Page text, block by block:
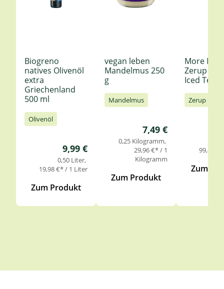
Biogreno
natives Olivenöl
extra
Griechenland
500 ml
Olivenöl
Regulärer Preis:
9,99 €
0,50 Liter
19,98 €* / 1 Liter
Zum Produkt
vegan leben
Mandelmus 250
g
Mandelmus
Regulärer Preis:
7,49 €
0,25 Kilogramm
29,96 €* / 1
Kilogramm
Zum Produkt
More
Zerup
Iced Tea
Zerup
99,85
Zum